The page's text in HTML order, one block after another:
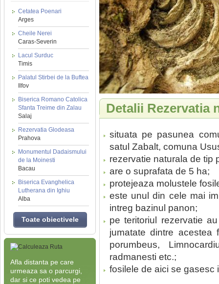
Cetatea Poenari
Arges
Cheile Nerei
Caras-Severin
Lacul Surduc
Timis
Palatul Stirbei de la Buftea
Ilfov
Biserica Romano Catolica
Sfanta Treime din Zalau
Salaj
Rezervatia Glodeasa
Prahova
Monumentul Dadaismului
de la Moinesti
Bacau
Biserica Evanghelica
Lutherana din Ighiu
Alba
Toate obiectivele
Afla distanta pe care
urmeaza sa o parcurgi,
dar si ce poti vedea pe
Detalii Rezervatia
situata pe pasunea
satul Zabalt, comuna
rezervatie naturala de tip
are o suprafata de 5 ha;
protejeaza molustele
este unul din cele mai
intreg bazinul panon;
pe teritoriul rezervatie
jumatate dintre acestea
porumbeus,
radmanesti etc.;
fosilele de aici se gasesc